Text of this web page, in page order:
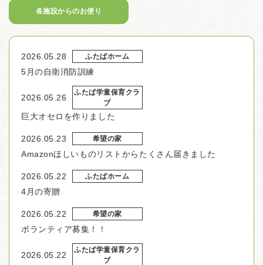
各施設からのお便り
2026.05.28 ふたばホーム
5月の自衛消防訓練
2026.05.26
ふたば学童保育クラ
ブ
巨大オセロを作りました
2026.05.23 希望の家
Amazonほしいものリストからたくさん届きました
2026.05.22 ふたばホーム
4月の寄贈
2026.05.22 希望の家
ボランティア募集！！
2026.05.22
ふたば学童保育クラ
ブ